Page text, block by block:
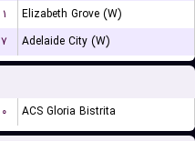
۱
Elizabeth Grove (W)
۷ Adelaide City (W)
۰ ACS Gloria Bistrita